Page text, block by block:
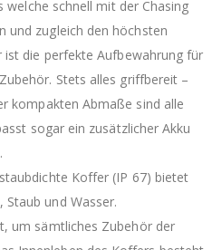
schnell mit der Chasing
und zugleich den höchsten
die perfekte Aufbewahrung für
Stets alles griffbereit –
kompakten Abmaße sind alle
sogar ein zusätzlicher Akku
Koffer (IP 67) bietet
und Wasser.
um sämtliches Zubehör der